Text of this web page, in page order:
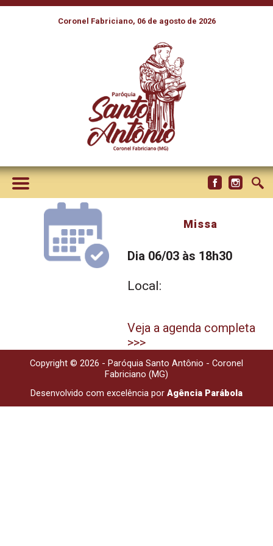
Coronel Fabriciano, 06 de agosto de 2026
Missa
Dia 06/03 às 18h30
Local:
Veja a agenda completa
>>>
Copyright © 2026 - Paróquia Santo Antônio - Coronel
Fabriciano (MG)
Desenvolvido com excelência por Agência Parábola